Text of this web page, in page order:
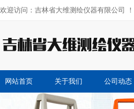
欢迎访问：吉林省大维测绘仪器有限公司 ！
网站首页 关于我们 公司动态